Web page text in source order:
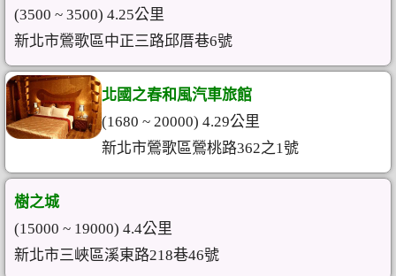
(3500 ~ 3500) 4.25公里
新北市鶯歌區中正三路邱厝巷6號
北國之春和風汽車旅館
(1680 ~ 20000) 4.29公里
新北市鶯歌區鶯桃路362之1號
樹之城
(15000 ~ 19000) 4.4公里
新北市三峽區溪東路218巷46號